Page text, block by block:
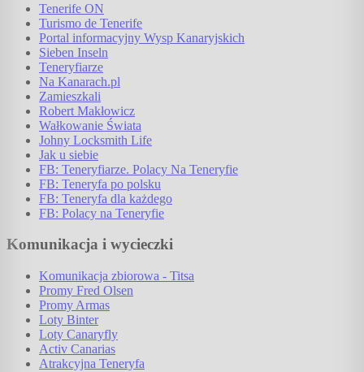
Tenerife ON
Turismo de Tenerife
Portal informacyjny Wysp Kanaryjskich
Sieben Inseln
Teneryfiarze
Na Kanarach.pl
Zamieszkali
Robert Makłowicz
Wałkowanie Świata
Johny Locksmith Life
Jak u siebie
FB: Teneryfiarze. Polacy Na Teneryfie
FB: Teneryfa po polsku
FB: Teneryfa dla każdego
FB: Polacy na Teneryfie
Komunikacja i wycieczki
Komunikacja zbiorowa - Titsa
Promy Fred Olsen
Promy Armas
Loty Binter
Loty Canaryfly
Activ Canarias
Atrakcyjna Teneryfa